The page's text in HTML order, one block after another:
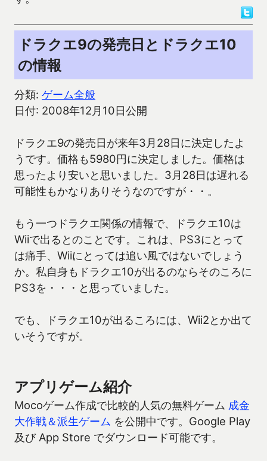
ドラクエ9の発売日とドラクエ10
の情報
分類: ゲーム全般
日付: 2008年12月10日公開
ドラクエ9の発売日が来年3月28日に決定したよ
うです。価格も5980円に決定しました。価格は
思ったより安いと思いました。3月28日は遅れる
可能性もかなりありそうなのですが・・。
もう一つドラクエ関係の情報で、ドラクエ10は
Wiiで出るとのことです。これは、PS3にとって
は痛手、Wiiにとっては追い風ではないでしょう
か。私自身もドラクエ10が出るのならそのころに
PS3を・・・と思っていました。
でも、ドラクエ10が出るころには、Wii2とか出て
いそうですが。
アプリゲーム紹介
Mocoゲーム作成で比較的人気の無料ゲーム 成金
大作戦＆派生ゲーム を公開中です。Google Play
及び App Store でダウンロード可能です。